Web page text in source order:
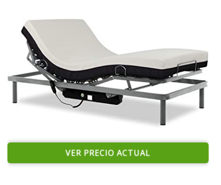
VER PRECIO ACTUAL